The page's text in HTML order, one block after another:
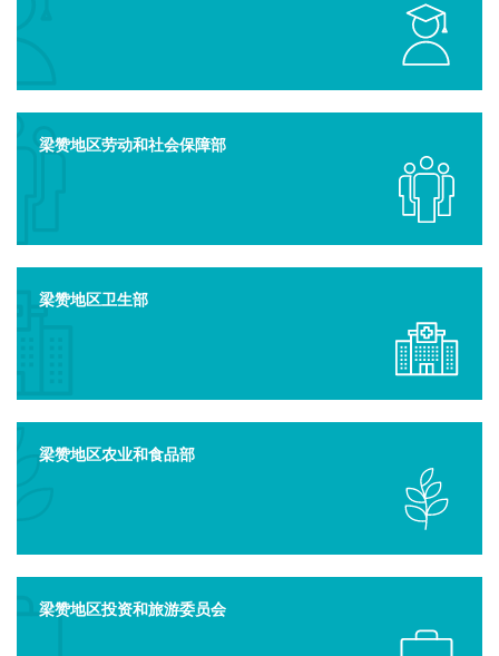
梁赞地区劳动和社会保障部
梁赞地区卫生部
梁赞地区农业和食品部
梁赞地区投资和旅游委员会